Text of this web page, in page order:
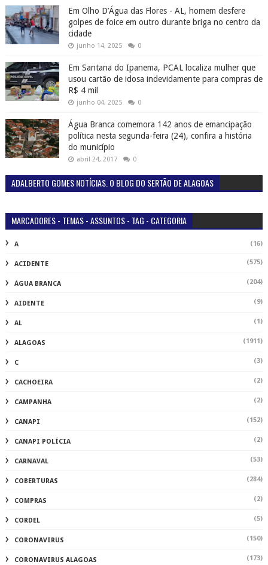
Em Olho D’Água das Flores - AL, homem desfere
golpes de foice em outro durante briga no centro da
cidade
junho 14, 2025 0
Em Santana do Ipanema, PCAL localiza mulher que
usou cartão de idosa indevidamente para compras de
R$ 4 mil
junho 04, 2025 0
Água Branca comemora 142 anos de emancipação
política nesta segunda-feira (24), confira a história
do município
abril 24, 2017 0
ADALBERTO GOMES NOTÍCIAS. O BLOG DO SERTÃO DE ALAGOAS
MARCADORES - TEMAS - ASSUNTOS - TAG - CATEGORIA
A (16)
ACIDENTE (575)
ÁGUA BRANCA (204)
AIDENTE (9)
AL (1)
ALAGOAS (1911)
C (3)
CACHOEIRA (2)
CAMPANHA (2)
CANAPI (152)
CANAPI POLÍCIA (2)
CARNAVAL (53)
COBERTURAS (284)
COMPRAS (2)
CORDEL (5)
CORONAVIRUS (150)
CORONAVIRUS ALAGOAS (173)